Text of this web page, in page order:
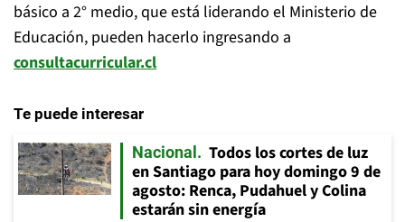
básico a 2° medio, que está liderando el Ministerio de
Educación, pueden hacerlo ingresando a
consultacurricular.cl
Te puede interesar
Nacional
Todos los cortes de luz
en Santiago para hoy domingo 9 de
agosto: Renca, Pudahuel y Colina
estarán sin energía